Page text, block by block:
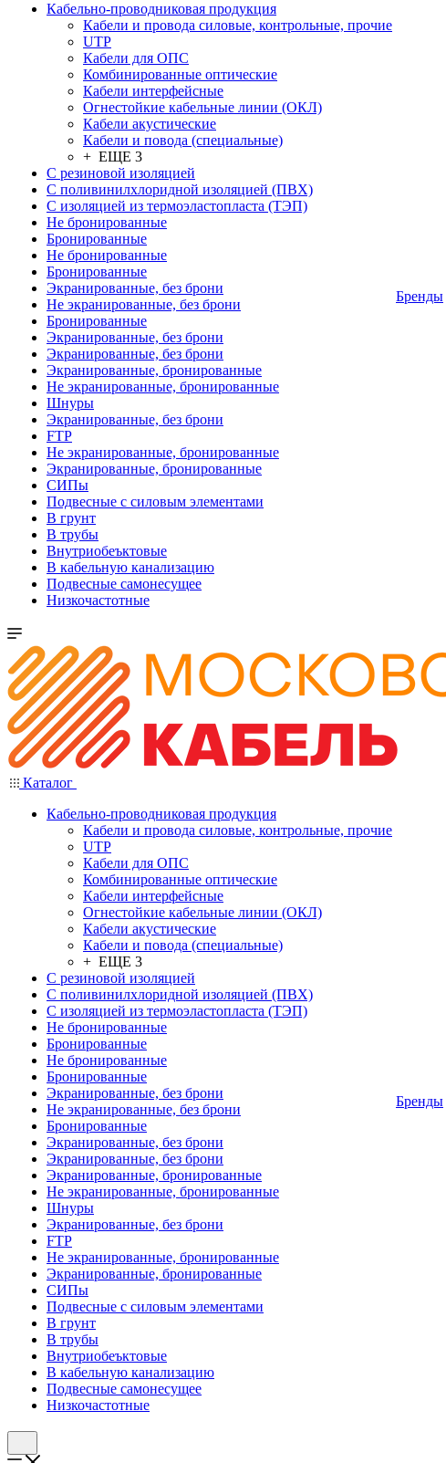
Кабельно-проводниковая продукция
Кабели и провода силовые, контрольные, прочие
UTP
Кабели для ОПС
Комбинированные оптические
Кабели интерфейсные
Огнестойкие кабельные линии (ОКЛ)
Кабели акустические
Кабели и повода (специальные)
+ ЕЩЕ 3
С резиновой изоляцией
С поливинилхлоридной изоляцией (ПВХ)
С изоляцией из термоэластопласта (ТЭП)
Не бронированные
Бронированные
Не бронированные
Бронированные
Экранированные, без брони
Не экранированные, без брони
Бронированные
Экранированные, без брони
Экранированные, без брони
Экранированные, бронированные
Не экранированные, бронированные
Шнуры
Экранированные, без брони
FTP
Не экранированные, бронированные
Экранированные, бронированные
СИПы
Подвесные с силовым элементами
В грунт
В трубы
Внутриобеъктовые
В кабельную канализацию
Подвесные самонесущее
Низкочастотные
Бренды
Каталог
Кабельно-проводниковая продукция
Кабели и провода силовые, контрольные, прочие
UTP
Кабели для ОПС
Комбинированные оптические
Кабели интерфейсные
Огнестойкие кабельные линии (ОКЛ)
Кабели акустические
Кабели и повода (специальные)
+ ЕЩЕ 3
С резиновой изоляцией
С поливинилхлоридной изоляцией (ПВХ)
С изоляцией из термоэластопласта (ТЭП)
Не бронированные
Бронированные
Не бронированные
Бронированные
Экранированные, без брони
Не экранированные, без брони
Бронированные
Экранированные, без брони
Экранированные, без брони
Экранированные, бронированные
Не экранированные, бронированные
Шнуры
Экранированные, без брони
FTP
Не экранированные, бронированные
Экранированные, бронированные
СИПы
Подвесные с силовым элементами
В грунт
В трубы
Внутриобеъктовые
В кабельную канализацию
Подвесные самонесущее
Низкочастотные
Бренды